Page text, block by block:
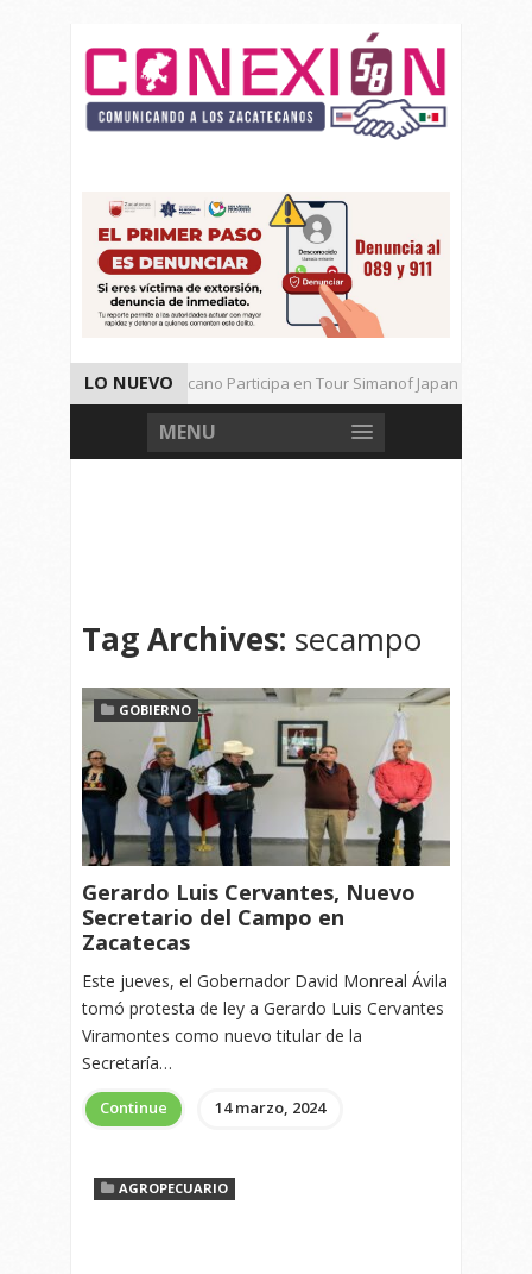
LO NUEVO
Universitario Zacatecano Participa en Tour Simanof Japan 2026
Implementa SAMA Estrategia de Reciclaje con Empresa PetStar
MENU
Tag Archives: secampo
GOBIERNO
Gerardo Luis Cervantes, Nuevo
Secretario del Campo en
Zacatecas
Este jueves, el Gobernador David Monreal Ávila
tomó protesta de ley a Gerardo Luis Cervantes
Viramontes como nuevo titular de la
Secretaría…
Continue 14 marzo, 2024
AGROPECUARIO